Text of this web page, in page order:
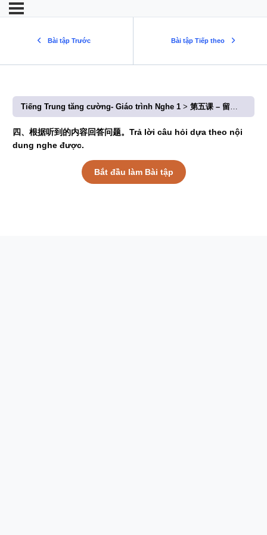
Bài tập Trước Bài tập Tiếp theo
Tiếng Trung tăng cường- Giáo trình Nghe 1 第五课 – 留学生宿舍在哪儿？(Bài 5: Ký túc xá du học sinh ở đâu?)
四、根据听到的内容回答问题。Trả lời câu hỏi dựa theo nội
dung nghe được.